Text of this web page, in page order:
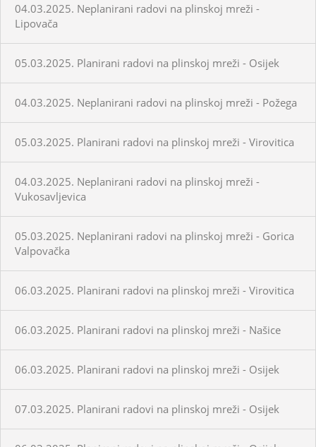
04.03.2025. Neplanirani radovi na plinskoj mreži -
Lipovača
05.03.2025. Planirani radovi na plinskoj mreži - Osijek
04.03.2025. Neplanirani radovi na plinskoj mreži - Požega
05.03.2025. Planirani radovi na plinskoj mreži - Virovitica
04.03.2025. Neplanirani radovi na plinskoj mreži -
Vukosavljevica
05.03.2025. Neplanirani radovi na plinskoj mreži - Gorica
Valpovačka
06.03.2025. Planirani radovi na plinskoj mreži - Virovitica
06.03.2025. Planirani radovi na plinskoj mreži - Našice
06.03.2025. Planirani radovi na plinskoj mreži - Osijek
07.03.2025. Planirani radovi na plinskoj mreži - Osijek